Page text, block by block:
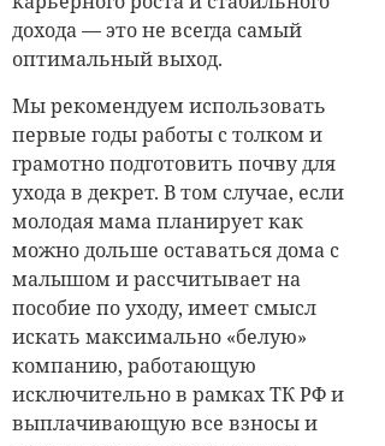
дохода — это не всегда самый
оптимальный выход.
Мы рекомендуем использовать
первые годы работы с толком и
грамотно подготовить почву для
ухода в декрет. В том случае, если
молодая мама планирует как
можно дольше оставаться дома с
малышом и рассчитывает на
пособие по уходу, имеет смысл
искать максимально «белую»
компанию, работающую
исключительно в рамках ТК РФ и
выплачивающую все взносы и